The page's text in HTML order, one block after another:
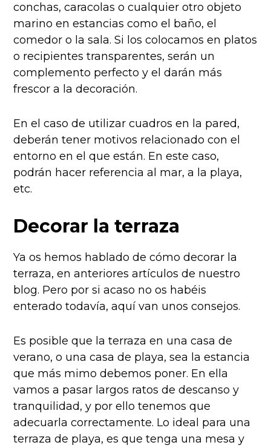
conchas, caracolas o cualquier otro objeto
marino en estancias como el baño, el
comedor o la sala. Si los colocamos en platos
o recipientes transparentes, serán un
complemento perfecto y el darán más
frescor a la decoración.
En el caso de utilizar cuadros en la pared,
deberán tener motivos relacionado con el
entorno en el que están. En este caso,
podrán hacer referencia al mar, a la playa,
etc.
Decorar la terraza
Ya os hemos hablado de cómo decorar la
terraza, en anteriores artículos de nuestro
blog. Pero por si acaso no os habéis
enterado todavía, aquí van unos consejos.
Es posible que la terraza en una casa de
verano, o una casa de playa, sea la estancia
que más mimo debemos poner. En ella
vamos a pasar largos ratos de descanso y
tranquilidad, y por ello tenemos que
adecuarla correctamente. Lo ideal para una
terraza de playa, es que tenga una mesa y